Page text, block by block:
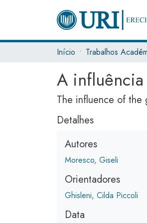
Início Trabalhos
A
The influence of the
Detalhes
Autores
Moresco, Giseli
Orientadores
Ghisleni, Cilda Piccoli
Data